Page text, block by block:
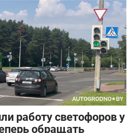
работу светофоров у
обращать